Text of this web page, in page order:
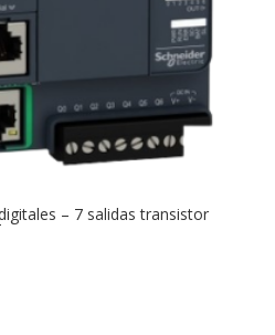
– 7 salidas transistor